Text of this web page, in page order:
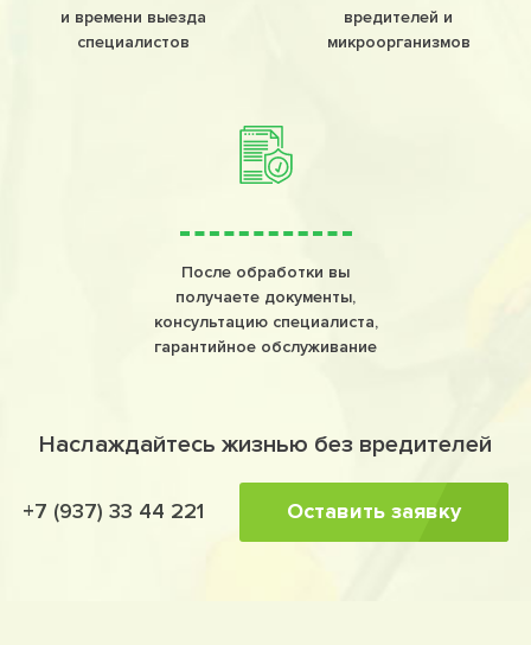
и времени выезда
специалистов
вредителей и
микроорганизмов
После обработки вы
получаете документы,
консультацию специалиста,
гарантийное обслуживание
Наслаждайтесь жизнью без вредителей
+7 (937) 33 44 221 Оставить заявку